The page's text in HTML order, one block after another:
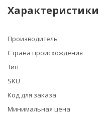
Характеристики
Производитель
Страна происхождения
Тип
SKU
Код для заказа
Минимальная цена